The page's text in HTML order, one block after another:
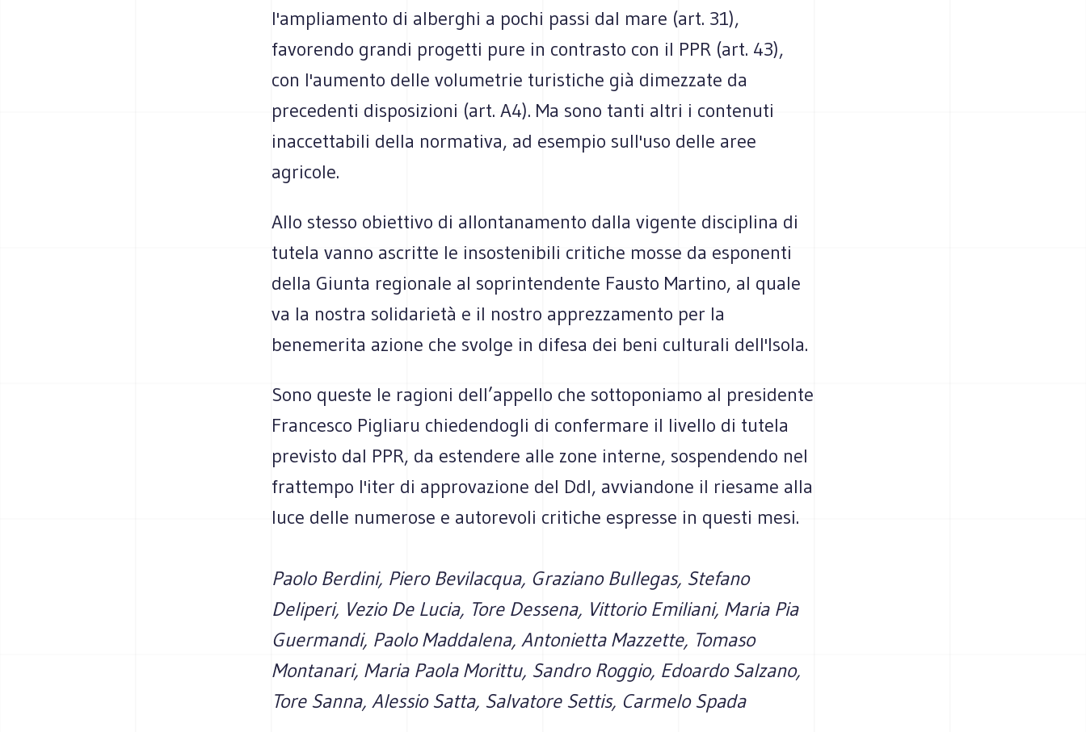
l'ampliamento di alberghi a pochi passi dal mare (art. 31),
favorendo grandi progetti pure in contrasto con il PPR (art. 43),
con l'aumento delle volumetrie turistiche già dimezzate da
precedenti disposizioni (art. A4). Ma sono tanti altri i contenuti
inaccettabili della normativa, ad esempio sull'uso delle aree
agricole.
Allo stesso obiettivo di allontanamento dalla vigente disciplina di
tutela vanno ascritte le insostenibili critiche mosse da esponenti
della Giunta regionale al soprintendente Fausto Martino, al quale
va la nostra solidarietà e il nostro apprezzamento per la
benemerita azione che svolge in difesa dei beni culturali dell'Isola.
Sono queste le ragioni dell’appello che sottoponiamo al presidente
Francesco Pigliaru chiedendogli di confermare il livello di tutela
previsto dal PPR, da estendere alle zone interne, sospendendo nel
frattempo l'iter di approvazione del Ddl, avviandone il riesame alla
luce delle numerose e autorevoli critiche espresse in questi mesi.
Paolo Berdini, Piero Bevilacqua, Graziano Bullegas, Stefano
Deliperi, Vezio De Lucia, Tore Dessena, Vittorio Emiliani, Maria Pia
Guermandi, Paolo Maddalena, Antonietta Mazzette, Tomaso
Montanari, Maria Paola Morittu, Sandro Roggio, Edoardo Salzano,
Tore Sanna, Alessio Satta, Salvatore Settis, Carmelo Spada